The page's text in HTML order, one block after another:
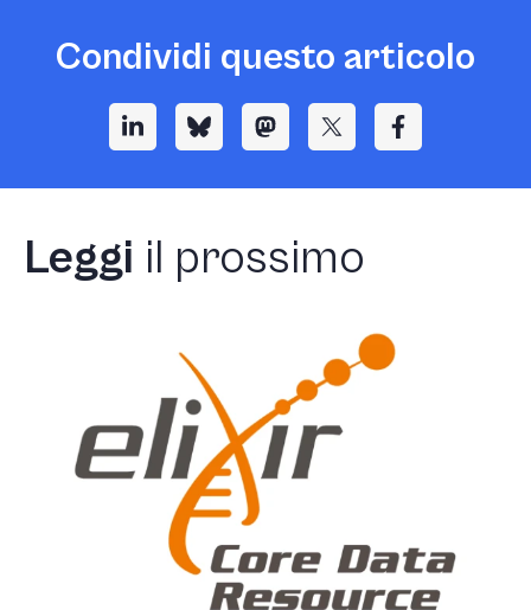
Condividi questo articolo
Leggi il prossimo